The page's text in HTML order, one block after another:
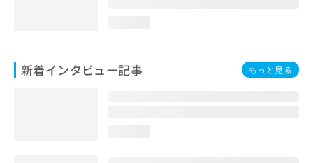
新着インタビュー記事 もっと見る